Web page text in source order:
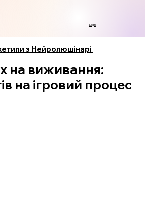
Login
з Нейролюшінарі
на виживання:
на ігровий процес